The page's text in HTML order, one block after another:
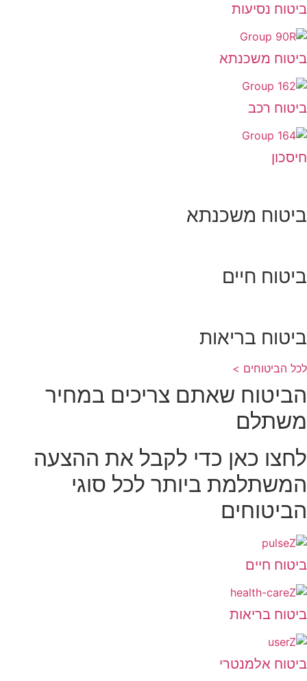
ביטוח נסיעות
ביטוח משכנתא
ביטוח רכב
חיסכון
ביטוח משכנתא
ביטוח חיים
ביטוח בריאות
לכל הביטוחים >
הביטוח שאתם צריכים במחיר
משתלם
לחצו כאן כדי לקבל את ההצעה
המשתלמת ביותר לכל סוגי
הביטוחים
ביטוח חיים
ביטוח בריאות
ביטוח אלמנטרי